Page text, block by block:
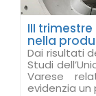
III
nella
Dai risultati
Studi
Varese
evidenzia